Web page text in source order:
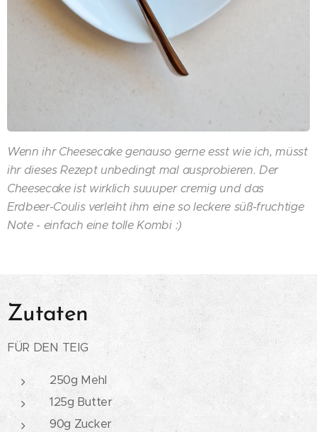
Wenn ihr Cheesecake genauso gerne esst wie ich, müsst
ihr dieses Rezept unbedingt mal ausprobieren. Der
Cheesecake ist wirklich suuuper cremig und das
Erdbeer-Coulis verleiht ihm eine so leckere süß-fruchtige
Note - einfach eine tolle Kombi :)
Zutaten
FÜR DEN TEIG
250g Mehl
125g Butter
90g Zucker